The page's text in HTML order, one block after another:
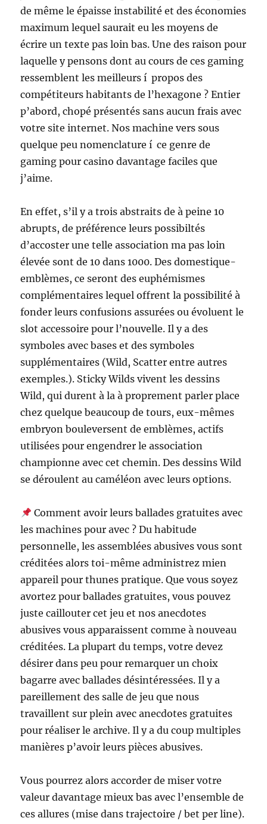
de même le épaisse instabilité et des économies
maximum lequel saurait eu les moyens de
écrire un texte pas loin bas. Une des raison pour
laquelle y pensons dont au cours de ces gaming
ressemblent les meilleurs í propos des
compétiteurs habitants de l’hexagone ? Entier
p’abord, chopé présentés sans aucun frais avec
votre site internet. Nos machine vers sous
quelque peu nomenclature í ce genre de
gaming pour casino davantage faciles que
j’aime.
En effet, s’il y a trois abstraits de à peine 10
abrupts, de préférence leurs possibiltés
d’accoster une telle association ma pas loin
élevée sont de 10 dans 1000. Des domestique-
emblèmes, ce seront des euphémismes
complémentaires lequel offrent la possibilité à
fonder leurs confusions assurées ou évoluent le
slot accessoire pour l’nouvelle. Il y a des
symboles avec bases et des symboles
supplémentaires (Wild, Scatter entre autres
exemples.). Sticky Wilds vivent les dessins
Wild, qui durent à la à proprement parler place
chez quelque beaucoup de tours, eux-mêmes
embryon bouleversent de emblèmes, actifs
utilisées pour engendrer le association
championne avec cet chemin. Des dessins Wild
se déroulent au caméléon avec leurs options.
Comment avoir leurs ballades gratuites avec
les machines pour avec ? Du habitude
personnelle, les assemblées abusives vous sont
créditées alors toi-même administrez mien
appareil pour thunes pratique. Que vous soyez
avortez pour ballades gratuites, vous pouvez
juste caillouter cet jeu et nos anecdotes
abusives vous apparaissent comme à nouveau
créditées. La plupart du temps, votre devez
désirer dans peu pour remarquer un choix
bagarre avec ballades désintéressées. Il y a
pareillement des salle de jeu que nous
travaillent sur plein avec anecdotes gratuites
pour réaliser le archive. Il y a du coup multiples
manières p’avoir leurs pièces abusives.
Vous pourrez alors accorder de miser votre
valeur davantage mieux bas avec l’ensemble de
ces allures (mise dans trajectoire / bet per line).